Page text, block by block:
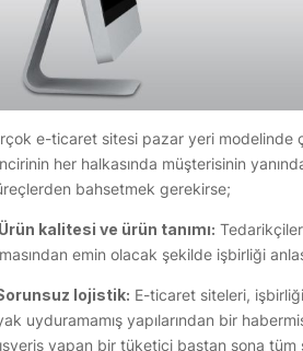
e-ticaret sitesi pazar yeri modelinde
her halkasında müşterisinin
bahsetmek gerekirse;
kalitesi ve ürün tanımı:
emin olacak şekilde işbirliği
lojistik: E-ticaret siteleri,
uyduramamış yapılarından bir
yapan bir tüketici baştan sona tüm